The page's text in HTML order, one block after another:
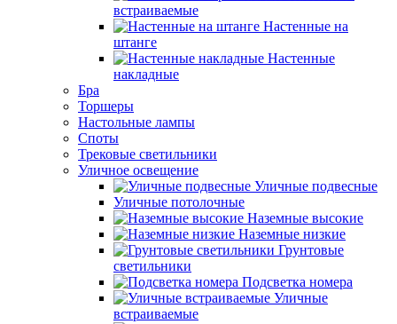
встраиваемые
Настенные на
штанге
Настенные
накладные
Бра
Торшеры
Настольные лампы
Споты
Трековые светильники
Уличное освещение
Уличные подвесные
Уличные потолочные
Наземные высокие
Наземные низкие
Грунтовые
светильники
Подсветка номера
Уличные
встраиваемые